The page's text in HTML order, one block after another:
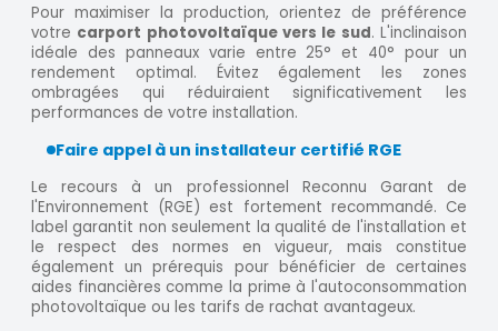
Pour maximiser la production, orientez de préférence
votre carport photovoltaïque vers le sud. L'inclinaison
idéale des panneaux varie entre 25° et 40° pour un
rendement optimal. Évitez également les zones
ombragées qui réduiraient significativement les
performances de votre installation.
Faire appel à un installateur certifié RGE
Le recours à un professionnel Reconnu Garant de
l'Environnement (RGE) est fortement recommandé. Ce
label garantit non seulement la qualité de l'installation et
le respect des normes en vigueur, mais constitue
également un prérequis pour bénéficier de certaines
aides financières comme la prime à l'autoconsommation
photovoltaïque ou les tarifs de rachat avantageux.